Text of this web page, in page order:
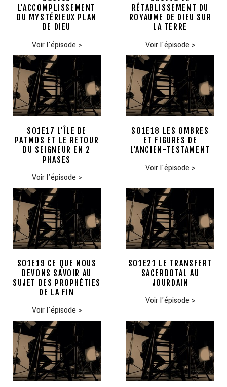
L’ACCOMPLISSEMENT
DU MYSTÉRIEUX PLAN
DE DIEU
Voir l'épisode >
RÉTABLISSEMENT DU
ROYAUME DE DIEU SUR
LA TERRE
Voir l'épisode >
S01E17 L’ÎLE DE
PATMOS ET LE RETOUR
DU SEIGNEUR EN 2
PHASES
Voir l'épisode >
S01E18 LES OMBRES
ET FIGURES DE
L’ANCIEN-TESTAMENT
Voir l'épisode >
S01E19 CE QUE NOUS
DEVONS SAVOIR AU
SUJET DES PROPHÉTIES
DE LA FIN
Voir l'épisode >
S01E21 LE TRANSFERT
SACERDOTAL AU
JOURDAIN
Voir l'épisode >